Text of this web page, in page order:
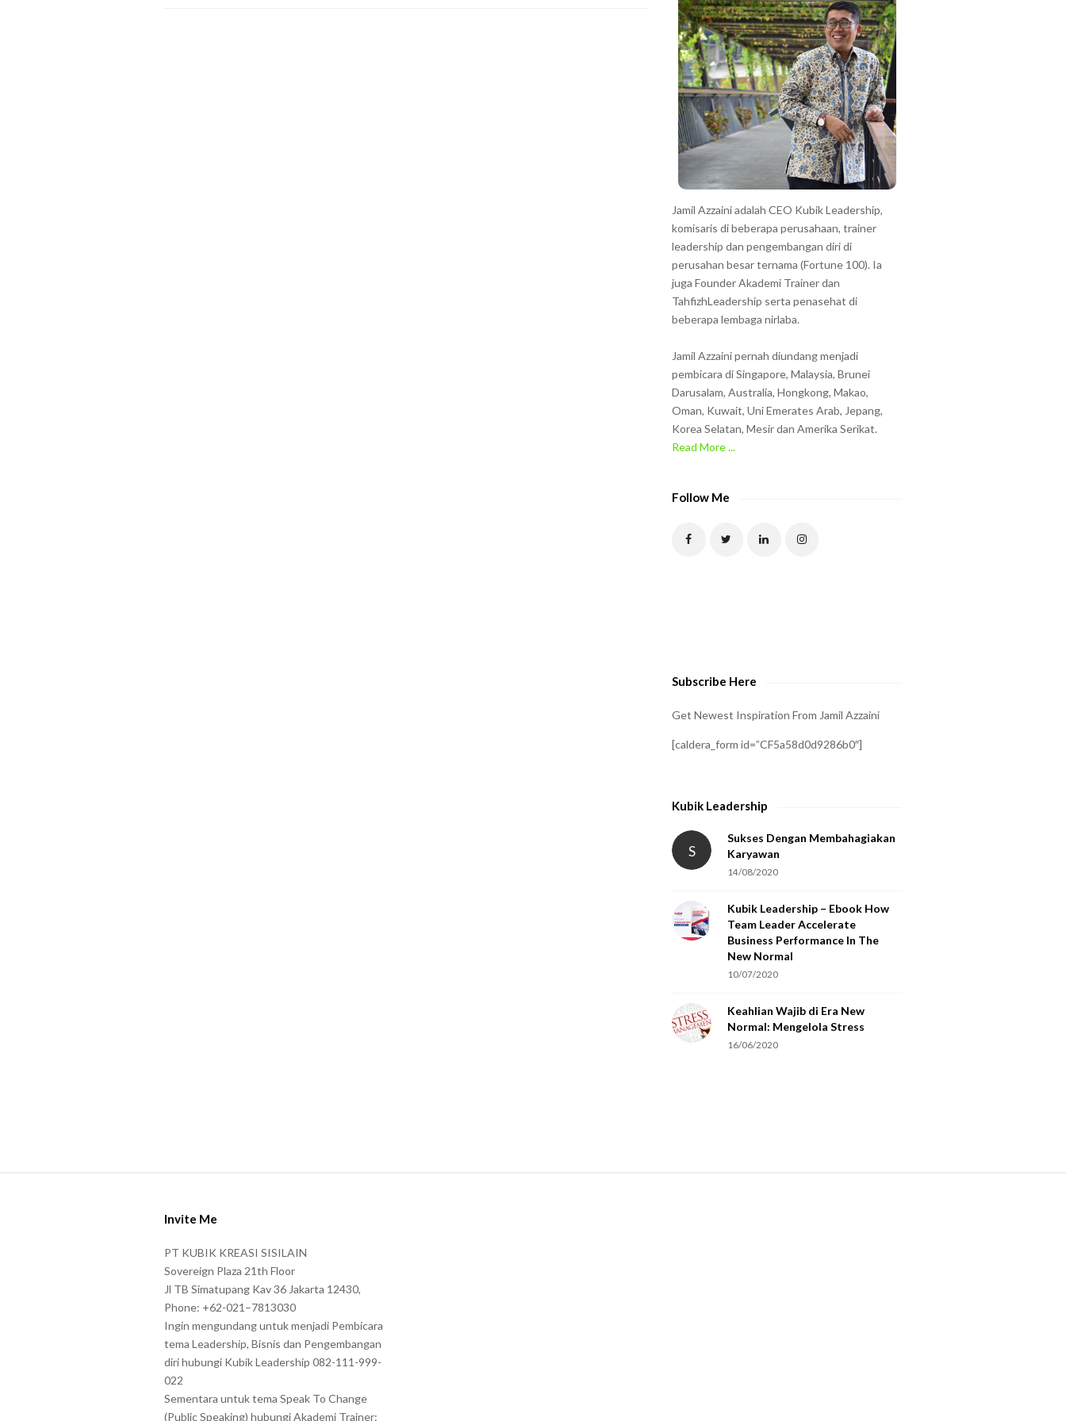
Jamil Azzaini adalah CEO Kubik Leadership,
komisaris di beberapa perusahaan, trainer
leadership dan pengembangan diri di
perusahan besar ternama (Fortune 100). Ia
juga Founder Akademi Trainer dan
TahfizhLeadership serta penasehat di
beberapa lembaga nirlaba.
Jamil Azzaini pernah diundang menjadi
pembicara di Singapore, Malaysia, Brunei
Darusalam, Australia, Hongkong, Makao,
Oman, Kuwait, Uni Emerates Arab, Jepang,
Korea Selatan, Mesir dan Amerika Serikat.
Read More ...
Follow Me
Subscribe Here
Get Newest Inspiration From Jamil Azzaini
[caldera_form id=”CF5a58d0d9286b0″]
Kubik Leadership
S
Sukses Dengan Membahagiakan
Karyawan
14/08/2020
Kubik Leadership – Ebook How
Team Leader Accelerate
Business Performance In The
New Normal
10/07/2020
Keahlian Wajib di Era New
Normal: Mengelola Stress
16/06/2020
Invite Me
PT KUBIK KREASI SISILAIN
Sovereign Plaza 21th Floor
Jl TB Simatupang Kav 36 Jakarta 12430,
Phone: +62-021–7813030
Ingin mengundang untuk menjadi Pembicara
tema Leadership, Bisnis dan Pengembangan
diri hubungi Kubik Leadership 082-111-999-
022
Sementara untuk tema Speak To Change
(Public Speaking) hubungi Akademi Trainer: